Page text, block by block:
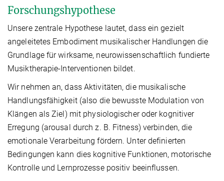
Forschungshypothese
Unsere zentrale Hypothese lautet, dass ein gezielt
angeleitetes Embodiment musikalischer Handlungen die
Grundlage für wirksame, neurowissenschaftlich fundierte
Musiktherapie-Interventionen bildet.
Wir nehmen an, dass Aktivitäten, die musikalische
Handlungsfähigkeit (also die bewusste Modulation von
Klängen als Ziel) mit physiologischer oder kognitiver
Erregung (arousal durch z. B. Fitness) verbinden, die
emotionale Verarbeitung fördern. Unter definierten
Bedingungen kann dies kognitive Funktionen, motorische
Kontrolle und Lernprozesse positiv beeinflussen.